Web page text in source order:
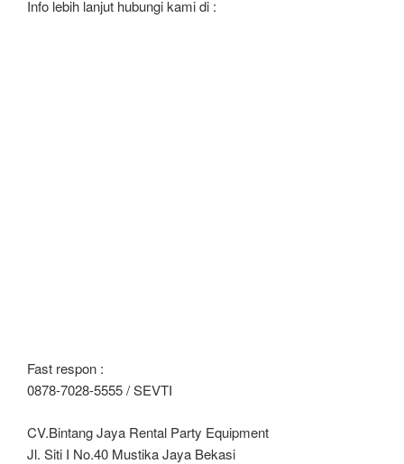
Info lebih lanjut hubungi kami di :
Fast respon :
0878-7028-5555 / SEVTI
CV.Bintang Jaya Rental Party Equipment
Jl. Siti I No.40 Mustika Jaya Bekasi